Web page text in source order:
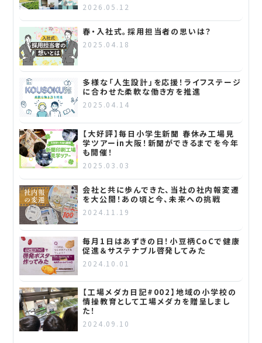
2026.05.12
春・入社式。採用担当者の思いは？
2025.04.18
多様な「人生設計」を応援！ライフステージ
に合わせた柔軟な働き方を推進
2025.04.14
【大好評】毎日小学生新聞 春休み工場見
学ツアーin大阪！新聞ができるまでを今年
も開催！
2025.03.03
会社と共に歩んできた、当社の社内報変遷
を大公開！あの頃と今、未来への挑戦
2024.11.19
毎月1日はあずきの日！小豆柄CoCで健康
促進＆サステナブル啓発してみた
2024.10.01
【工場メダカ日記#002】地域の小学校の
情操教育として工場メダカを贈呈しまし
た！
2024.09.10